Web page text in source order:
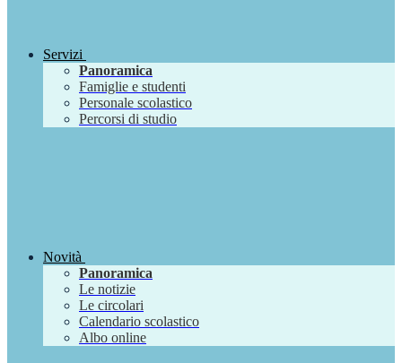
Servizi
Panoramica
Famiglie e studenti
Personale scolastico
Percorsi di studio
Novità
Panoramica
Le notizie
Le circolari
Calendario scolastico
Albo online